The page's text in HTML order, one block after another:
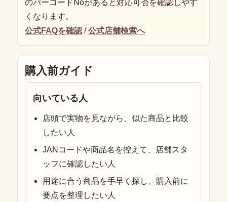
のバーコードNoがあると対応可否を確認しやす
くなります。
公式FAQを確認 /公式店舗検索へ
購入前ガイド
向いている人
店頭で実物を見ながら、似た商品と比較
したい人
JANコードや商品名を控えて、店舗スタ
ッフに確認したい人
用途に合う商品を手早く探し、購入前に
要点を整理したい人